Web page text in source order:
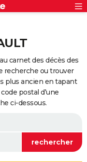
carnet des décès des
recherche ou trouver
plus ancien en tapant
postal d'une
ci-dessous.